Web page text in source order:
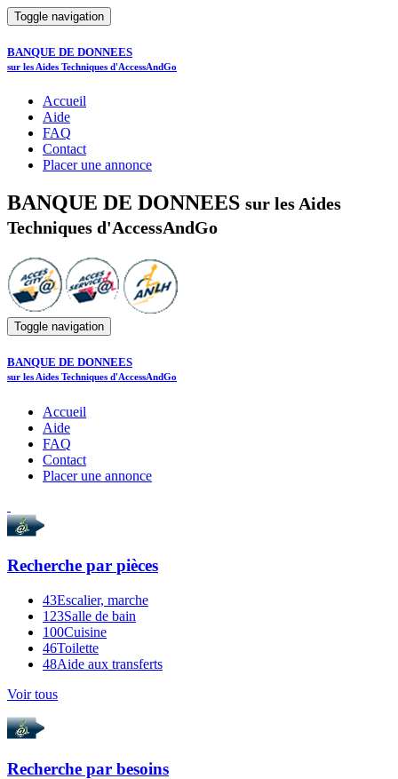
Toggle navigation
BANQUE DE DONNEES
sur les Aides Techniques d'AccessAndGo
Accueil
Aide
FAQ
Contact
Placer une annonce
BANQUE DE DONNEES sur les Aides
Techniques d'AccessAndGo
Toggle navigation
BANQUE DE DONNEES
sur les Aides Techniques d'AccessAndGo
Accueil
Aide
FAQ
Contact
Placer une annonce
Recherche par pièces
43Escalier, marche
123Salle de bain
100Cuisine
46Toilette
48Aide aux transferts
Voir tous
Recherche par besoins